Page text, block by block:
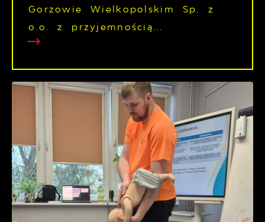
Gorzowie Wielkopolskim Sp. z
o.o. z przyjemnością...